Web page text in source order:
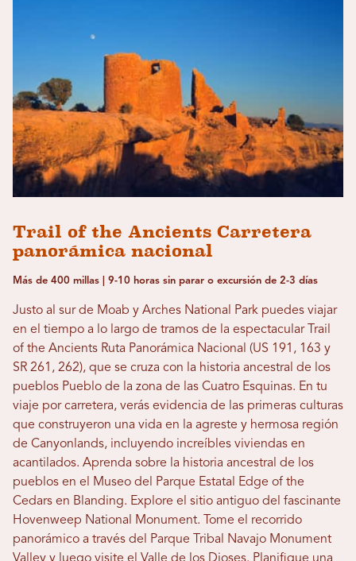
Trail of the Ancients Carretera
panorámica nacional
Más de 400 millas | 9-10 horas sin parar o excursión de 2-3 días
Justo al sur de Moab y Arches National Park puedes viajar
en el tiempo a lo largo de tramos de la espectacular Trail
of the Ancients Ruta Panorámica Nacional (US 191, 163 y
SR 261, 262), que se cruza con la historia ancestral de los
pueblos Pueblo de la zona de las Cuatro Esquinas. En tu
viaje por carretera, verás evidencia de las primeras culturas
que construyeron una vida en la agreste y hermosa región
de Canyonlands, incluyendo increíbles viviendas en
acantilados. Aprenda sobre la historia ancestral de los
pueblos en el Museo del Parque Estatal Edge of the
Cedars en Blanding. Explore el sitio antiguo del fascinante
Hovenweep National Monument. Tome el recorrido
panorámico a través del Parque Tribal Navajo Monument